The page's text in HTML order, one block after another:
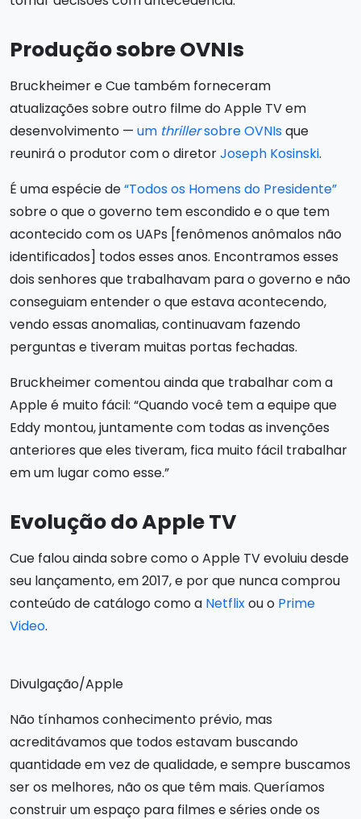
Produção sobre OVNIs
Bruckheimer e Cue também forneceram
atualizações sobre outro filme do Apple TV em
desenvolvimento — um thrillersobre OVNIsque
reunirá o produtor com o diretorJoseph Kosinski.
É uma espécie de“Todos os Homens do Presidente”
sobre o que o governo tem escondido e o que tem
acontecido com os UAPs [fenômenos anômalos não
identificados] todos esses anos. Encontramos esses
dois senhores que trabalhavam para o governo e não
conseguiam entender o que estava acontecendo,
vendo essas anomalias, continuavam fazendo
perguntas e tiveram muitas portas fechadas.
Bruckheimer comentou ainda que trabalhar com a
Apple é muito fácil: “Quando você tem a equipe que
Eddy montou, juntamente com todas as invenções
anteriores que eles tiveram, fica muito fácil trabalhar
em um lugar como esse.”
Evolução do Apple TV
Cue falou ainda sobre como o Apple TV evoluiu desde
seu lançamento, em 2017, e por que nunca comprou
conteúdo de catálogo como a Netflixou o Prime
Video.
Divulgação/Apple
Não tínhamos conhecimento prévio, mas
acreditávamos que todos estavam buscando
quantidade em vez de qualidade, e sempre buscamos
ser os melhores, não os que têm mais. Queríamos
construir um espaço para filmes e séries onde os